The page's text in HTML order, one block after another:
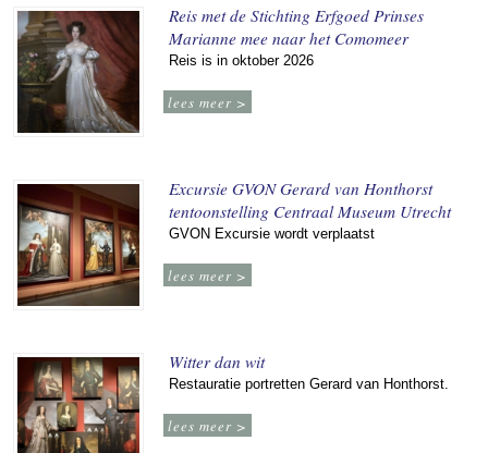
Reis met de Stichting Erfgoed Prinses
Marianne mee naar het Comomeer
Reis is in oktober 2026
lees meer >
Excursie GVON Gerard van Honthorst
tentoonstelling Centraal Museum Utrecht
GVON Excursie wordt verplaatst
lees meer >
Witter dan wit
Restauratie portretten Gerard van Honthorst.
lees meer >